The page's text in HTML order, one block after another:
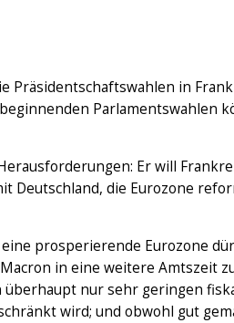
Präsidentschaftswahlen in
Parlamentswahlen
Er will
Deutschland, die Eurozone
prosperierende Eurozone
in eine weitere Amtszeit
nur sehr geringen
wird; und obwohl gut